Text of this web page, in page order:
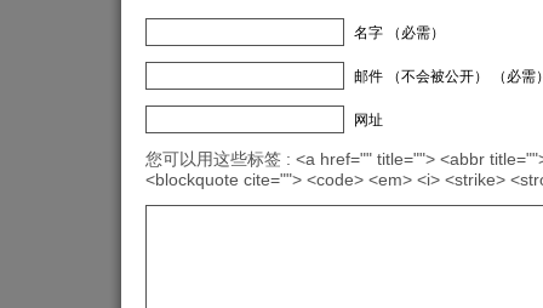
名字 （必需）
邮件 （不会被公开） （必需
网址
您可以用这些标签 : <a href="" title=""> <abbr
<blockquote cite=""> <code> <em> <i> <strike>